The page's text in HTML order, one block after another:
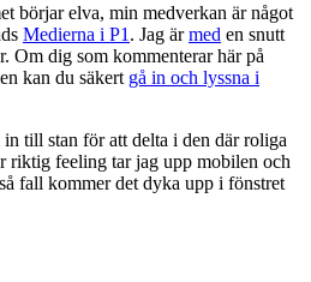
börjar elva, min medverkan är något
Medierna i P1 . Jag ärmed en snutt
Om dig som kommenterar här på
kan du säkert gå in och lyssna i
till stan för att delta i den där roliga
riktig feeling tar jag upp mobilen och
fall kommer det dyka upp i fönstret